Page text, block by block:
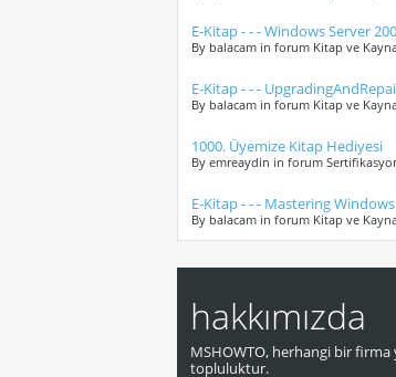
E-Kitap - - - Windows Server
By balacam in forum Kitap ve
E-Kitap - - -
By balacam in forum Kitap ve
1000. Üyemize Kitap Hediyesi
By emreaydin in forum
E-Kitap - - - Mastering
By balacam in forum Kitap ve
hakkımızda
MSHOWTO, herhangi bir firma
topluluktur.